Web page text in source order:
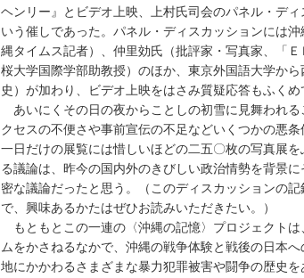
ヘンリー』とビデオ上映、上村氏司会のパネル・デ
いう催しであった。パネル・ディスカッションには
縄タイムス記者）、仲里効氏（批評家・写真家、「
桜大学国際学部助教授）のほか、東京外国語大学か
史）が加わり、ビデオ上映をはさみ質疑応答もふく
あいにくその日の夜からことしの初雪に見舞われ
クセスの不便さや事前宣伝の不足などいくつかの悪
一日だけの展覧には惜しいほどの二五〇枚の写真展
る議論は、昨今の国内外のきびしい政治情勢を背景
密な議論だったと思う。（このディスカッションの
で、興味あるかたはぜひお読みいただきたい。）
もともとこの一連の〈沖縄の記憶〉プロジェクト
ムをかさねるなかで、沖縄の戦争体験と戦後の日本
地にかかわるさまざまな暴力犯罪被害や闘争の歴史